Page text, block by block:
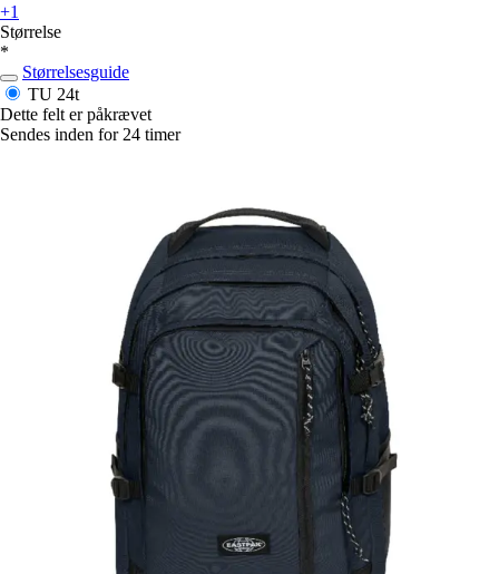
+1
Størrelse
*
Størrelsesguide
TU 24t
Dette felt er påkrævet
Sendes inden for 24 timer